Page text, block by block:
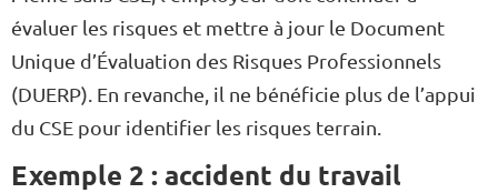
évaluer les risques et mettre à jour le Document
Unique d’Évaluation des Risques Professionnels
(DUERP). En revanche, il ne bénéficie plus de l’appui
du CSE pour identifier les risques terrain.
Exemple 2 : accident du travail